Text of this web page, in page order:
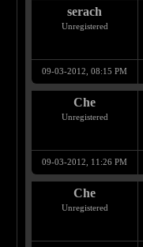
serach
Unregistered
09-03-2012, 08:15 PM
Che
Unregistered
09-03-2012, 11:26 PM
Che
Unregistered